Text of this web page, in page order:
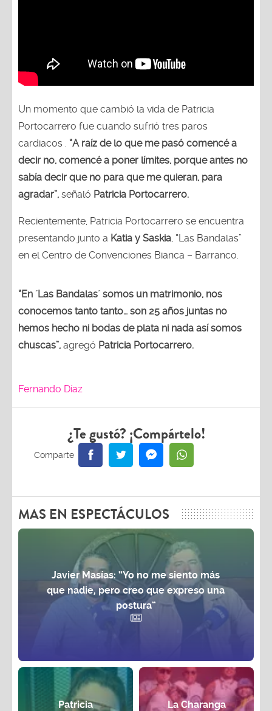
Un momento que cambió la vida de Patricia
Portocarrero fue cuando sufrió tres paros
cardiacos . “A raíz de lo que me pasó comencé a
decir no, comencé a poner límites, porque antes no
sabía decir que no para que me quieran, para
agradar”, señaló Patricia Portocarrero.
Recientemente, Patricia Portocarrero se encuentra
presentando junto a Katia y Saskia, “Las Bandalas”
en el Centro de Convenciones Bianca – Barranco.
“En ´Las Bandalas´ somos un matrimonio, nos
conocemos tanto tanto… son 25 años juntas no
hemos hecho ni bodas de plata ni nada así somos
chuscas”, agregó Patricia Portocarrero.
Fernando Díaz
¿Te gustó? ¡Compártelo!
MAS EN ESPECTÁCULOS
Javier Masías: “Yo no me siento más
que nadie, pero creo que expreso una
postura”
Patricia
La Charanga